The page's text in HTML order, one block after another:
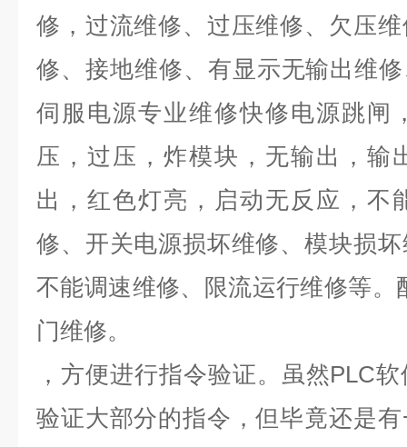
修，过流维修、过压维修、欠压
修、接地维修、有显示无输出维
伺服电源专业维修快修电源跳闸
压，过压，炸模块，无输出，输
出，红色灯亮，启动无反应，不
修、开关电源损坏维修、模块损
不能调速维修、限流运行维修等。
门维修。
，方便进行指令验证。虽然PLC
验证大部分的指令，但毕竟还是